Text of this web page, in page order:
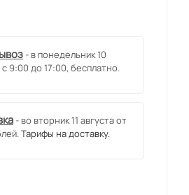
- в понедельник 10
с 9:00 до 17:00, бесплатно.
- во вторник 11 августа от
Тарифы на доставку.